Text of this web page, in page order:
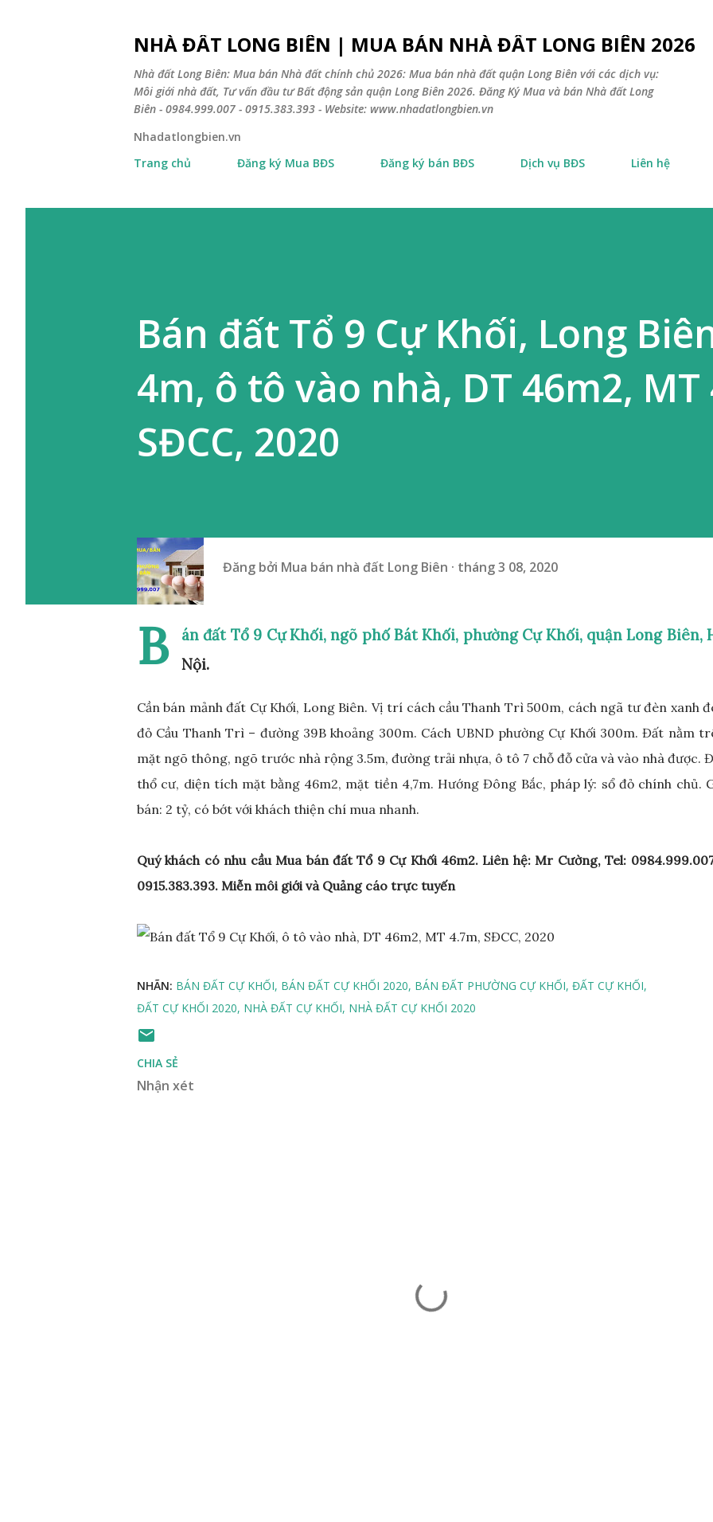
NHÀ ĐẤT LONG BIÊN | MUA BÁN NHÀ ĐẤT LONG BIÊN 2026
Nhà đất Long Biên: Mua bán Nhà đất chính chủ 2026: Mua bán nhà đất quận Long Biên với các dịch vụ:
Môi giới nhà đất, Tư vấn đầu tư Bất động sản quận Long Biên 2026. Đăng Ký Mua và bán Nhà đất Long
Biên - 0984.999.007 - 0915.383.393 - Website: www.nhadatlongbien.vn
Nhadatlongbien.vn
Trang chủ
Đăng ký Mua BĐS Đăng ký bán BĐS Dịch vụ BĐS Liên hệ
Bán đất Tổ 9 Cự Khối, Long
4m, ô tô vào nhà, DT 46m2, MT
SĐCC, 2020
Đăng bởi Mua bán nhà đất Long Biên tháng 3 08, 2020
B
án đất Tổ 9 Cự Khối, ngõ phố Bát Khối, phường Cự Khối, quận Long Biên,
Nội.
Cần bán mảnh đất Cự Khối, Long Biên. Vị trí cách cầu Thanh Trì 500m, cách ngã tư đèn xanh
đỏ Cầu Thanh Trì – đường 39B khoảng 300m. Cách UBND phường Cự Khối 300m. Đất nằm
mặt ngõ thông, ngõ trước nhà rộng 3.5m, đường trải nhựa, ô tô 7 chỗ đỗ cửa và vào nhà được.
thổ cư, diện tích mặt bằng 46m2, mặt tiền 4,7m. Hướng Đông Bắc, pháp lý: sổ đỏ chính chủ.
bán: 2 tỷ, có bớt với khách thiện chí mua nhanh.
Quý khách có nhu cầu Mua bán đất Tổ 9 Cự Khối 46m2. Liên hệ: Mr Cường, Tel:
0915.383.393. Miễn môi giới và Quảng cáo trực tuyến
NHÃN: BÁN ĐẤT CỰ KHỐI BÁN ĐẤT CỰ KHỐI 2020 BÁN ĐẤT PHƯỜNG CỰ KHỐI ĐẤT CỰ KHỐI
ĐẤT CỰ KHỐI 2020 NHÀ ĐẤT CỰ KHỐI NHÀ ĐẤT CỰ KHỐI 2020
CHIA SẺ
Nhận xét